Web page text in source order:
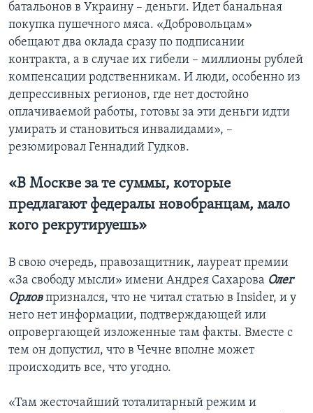
батальонов в Украину – деньги. Идет банальная
покупка пушечного мяса. «Добровольцам»
обещают два оклада сразу по подписании
контракта, а в случае их гибели – миллионы рублей
компенсации родственникам. И люди, особенно из
депрессивных регионов, где нет достойно
оплачиваемой работы, готовы за эти деньги идти
умирать и становиться инвалидами», –
резюмировал Геннадий Гудков.
«В Москве за те суммы, которые
предлагают федералы новобранцам, мало
кого рекрутируешь»
В свою очередь, правозащитник, лауреат премии
«За свободу мысли» имени Андрея Сахарова Олег
Орловпризнался, что не читал статью в Insider, и у
него нет информации, подтверждающей или
опровергающей изложенные там факты. Вместе с
тем он допустил, что в Чечне вполне может
происходить все, что угодно.
«Там жесточайший тоталитарный режим и